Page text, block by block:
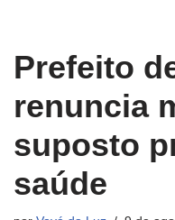
Prefeito
renuncia
suposto
saúde